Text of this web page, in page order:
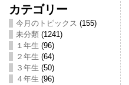
カテゴリー
今月のトピックス (155)
未分類(1241)
１年生 (96)
２年生 (64)
３年生 (50)
４年生 (96)